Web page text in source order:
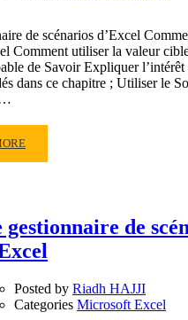
de scénarios d’Excel
Comment utiliser la valeur
de Savoir Expliquer l’intérêt
dans ce chapitre ; Utiliser le
…
gestionnaire de
Posted by Riadh HAJJI
Categories Microsoft Excel